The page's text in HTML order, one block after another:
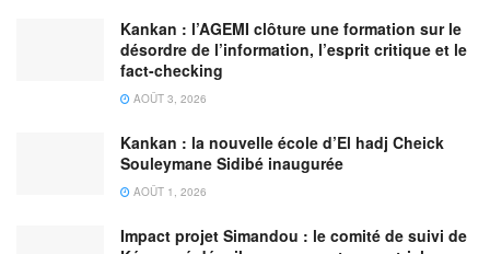
Kankan : l’AGEMI clôture une formation sur le
désordre de l’information, l’esprit critique et le
fact-checking
AOÛT 3, 2026
Kankan : la nouvelle école d’El hadj Cheick
Souleymane Sidibé inaugurée
AOÛT 1, 2026
Impact projet Simandou : le comité de suivi de